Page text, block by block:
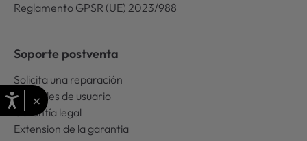
Reglamento GPSR (UE) 2023/988
Soporte postventa
Solicita una reparación
Manuales de usuario
Garantía legal
Extension de la garantia
×